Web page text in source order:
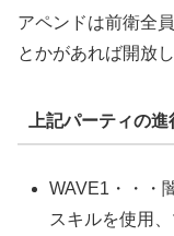
アペンドは前衛全
とかがあれば開放
上記パーティの
WAVE1・・・
スキルを使用